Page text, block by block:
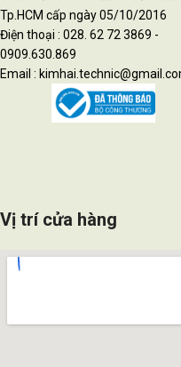
Tp.HCM cấp ngày 05/10/2016
Điện thoại : 028. 62 72 3869 -
0909.630.869
Email :
Vị trí cửa hàng